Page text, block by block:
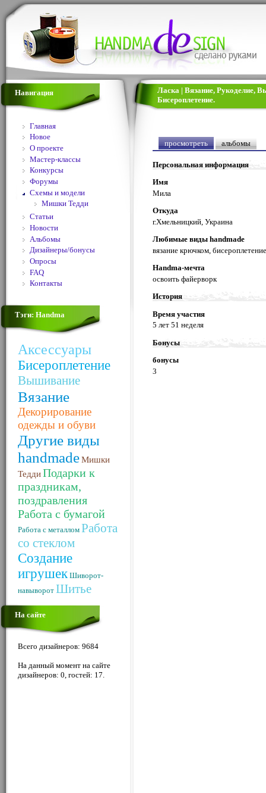
Навигация
Главная
Новое
О проекте
Мастер-классы
Конкурсы
Форумы
Схемы и модели
Мишки Тедди
Статьи
Новости
Альбомы
Дизайнеры/бонусы
Опросы
FAQ
Контакты
Тэги: Handma
Аксессуары
Бисероплетение
Вышивание
Вязание
Декорирование
одежды и обуви
Другие виды
handmadeМишки
ТеддиПодарки к
праздникам,
поздравления
Работа с бумагой
Работа с металлом Работа
со стеклом
Создание
игрушек Шиворот-
навыворот Шитье
На сайте
Всего дизайнеров: 9684
На данный момент на сайте
дизайнеров: 0, гостей: 17.
Ласка | Вязание, Рукоделие,
Бисероплетение.
просмотреть альбомы
Персональная информация
Имя
Мила
Откуда
г.Хмельницкий, Украина
Любимые виды handmade
вязание крючком, бисероплетение
Handma-мечта
освоить файерворк
История
Время участия
5 лет 51 неделя
Бонусы
бонусы
3